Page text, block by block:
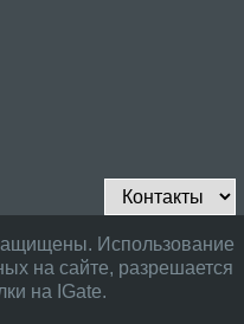
Использование
на сайте, разрешается
на IGate.